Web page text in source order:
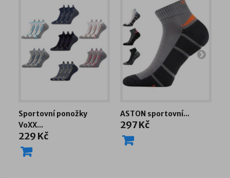
Sportovní ponožky
VoXX...
229 Kč
ASTON sportovní...
297 Kč